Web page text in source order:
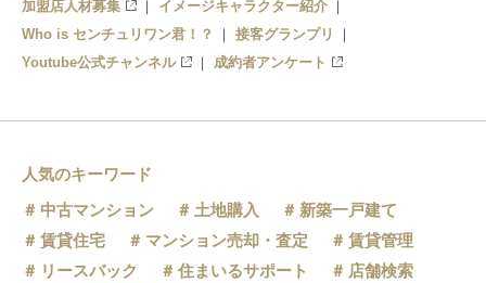
加盟店人材募集
イメージキャラクター紹介
Who is センチュリワン君！？
接客グランプリ
Youtube公式チャンネル
成約者アンケート
人気のキーワード
中古マンション
土地購入
新築一戸建て
賃貸住宅
マンション売却・査定
賃貸管理
リースバック
住まいるサポート
店舗検索